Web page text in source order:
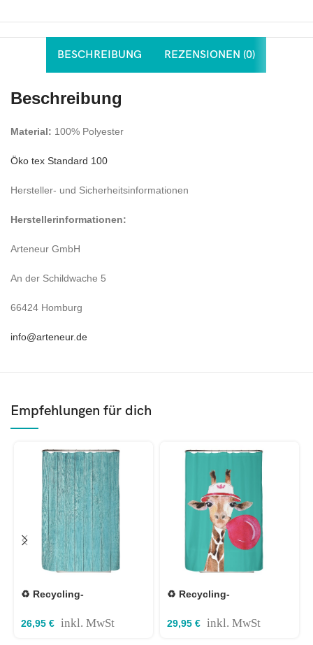
BESCHREIBUNG REZENSIONEN (0)
Beschreibung
Material: 100% Polyester
Öko tex Standard 100
Hersteller- und Sicherheitsinformationen
Herstellerinformationen:
Arteneur GmbH
An der Schildwache 5
66424 Homburg
info@arteneur.de
Empfehlungen für dich
♻️ Recycling-
Türkis 120×200 cm
26,95 € inkl. MwSt
♻️ Recycling-
120×200 cm
29,95 € inkl. MwSt